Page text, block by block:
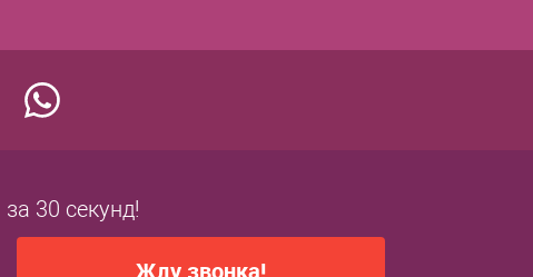
за 30 секунд!
Жду звонка!